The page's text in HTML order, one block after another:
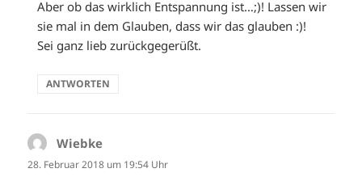
Aber ob das wirklich Entspannung ist…;)! Lassen wir
sie mal in dem Glauben, dass wir das glauben :)!
Sei ganz lieb zurückgegerüßt.
ANTWORTEN
Wiebke
28. Februar 2018 um 19:54 Uhr